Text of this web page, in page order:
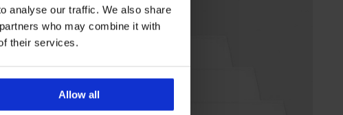
analyse our traffic. We also share
who may combine it with
their services.
Allow all